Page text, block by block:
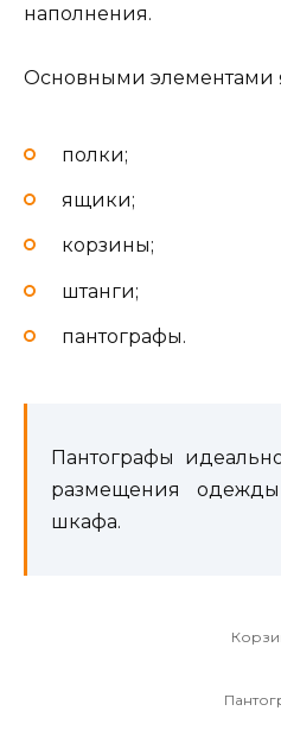
наполнения.
Основными элементами
полки;
ящики;
корзины;
штанги;
пантографы.
Пантографы
размещения
шкафа.